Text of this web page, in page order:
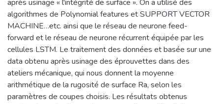
après usinage « l'intégrité de surface ». On a utilisé des
algorithmes de Polynomial features et SUPPORT VECTOR
MACHINE…etc. ainsi que le réseau de neurone feed-
forward et le réseau de neurone récurrent équipée par les
cellules LSTM. Le traitement des données et basée sur une
data obtenu après usinage des éprouvettes dans des
ateliers mécanique, qui nous donnent la moyenne
arithmétique de la rugosité de surface Ra, selon les
paramètres de coupes choisis. Les résultats obtenus